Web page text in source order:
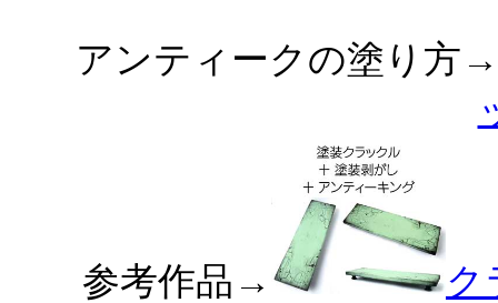
アンティークの塗り方→
参考作品→
ク